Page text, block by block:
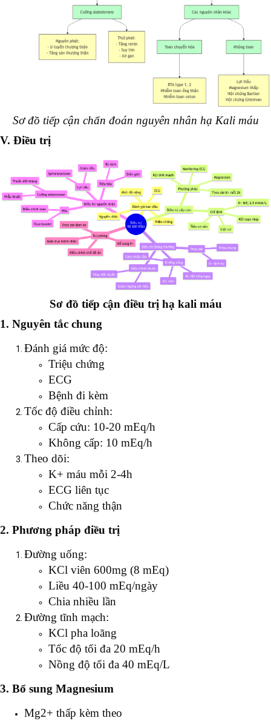
Sơ đồ tiếp cận chẩn đoán nguyên nhân hạ Kali máu
V. Điều trị
Sơ đồ tiếp cận điều trị hạ kali máu
1. Nguyên tắc chung
Đánh giá mức độ:
Triệu chứng
ECG
Bệnh đi kèm
Tốc độ điều chỉnh:
Cấp cứu: 10-20 mEq/h
Không cấp: 10 mEq/h
Theo dõi:
K+ máu mỗi 2-4h
ECG liên tục
Chức năng thận
2. Phương pháp điều trị
Đường uống:
KCl viên 600mg (8 mEq)
Liều 40-100 mEq/ngày
Chia nhiều lần
Đường tĩnh mạch:
KCl pha loãng
Tốc độ tối đa 20 mEq/h
Nồng độ tối đa 40 mEq/L
3. Bổ sung Magnesium
Mg2+ thấp kèm theo